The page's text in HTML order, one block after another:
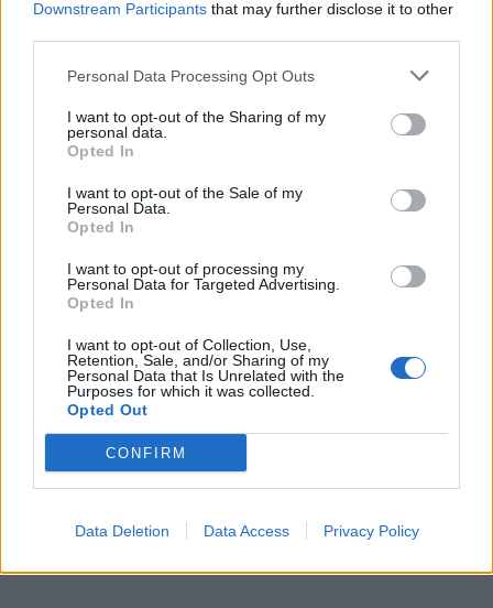
Downstream Participants that may further disclose it to other
Personal Data Processing Opt Outs
I want to opt-out of the Sharing of my
personal data.
Opted In
I want to opt-out of the Sale of my
Personal Data.
Opted In
I want to opt-out of processing my
Personal Data for Targeted Advertising.
Opted In
I want to opt-out of Collection, Use,
Retention, Sale, and/or Sharing of my
Personal Data that Is Unrelated with the
Purposes for which it was collected.
Opted Out
CONFIRM
Data Deletion Data Access Privacy Policy